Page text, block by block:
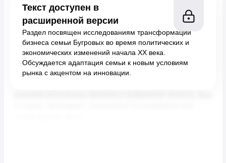
Текст доступен в
расширенной версии
Раздел посвящен исследованиям трансформации
бизнеса семьи Бугровых во время политических и
экономических изменений начала XX века.
Обсуждается адаптация семьи к новым условиям
рынка с акцентом на инновации.